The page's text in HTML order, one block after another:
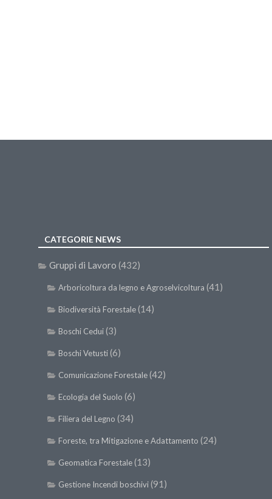
CATEGORIE NEWS
Gruppi di Lavoro (432)
Arboricoltura da legno e Agroselvicoltura (41)
Biodiversità Forestale(14)
Boschi Cedui(3)
Boschi Vetusti(6)
Comunicazione Forestale(42)
Ecologia del Suolo (6)
Filiera del Legno (34)
Foreste, tra Mitigazione e Adattamento (24)
Geomatica Forestale(13)
Gestione Incendi boschivi(91)